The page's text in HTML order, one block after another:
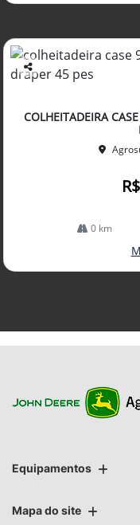
Co
arti
lhe
COLHEITADEIRA
0 km
Equipamentos
Mapa do site